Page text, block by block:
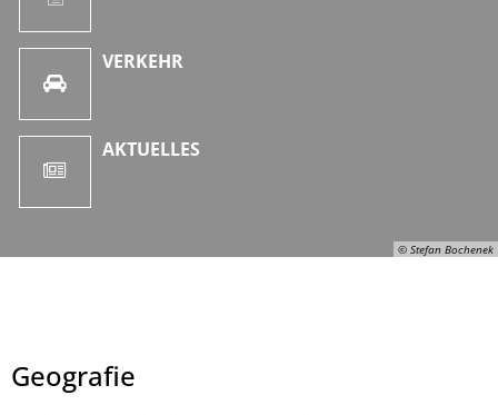
© Stefan Bochenek
VERKEHR
AKTUELLES
Geografie